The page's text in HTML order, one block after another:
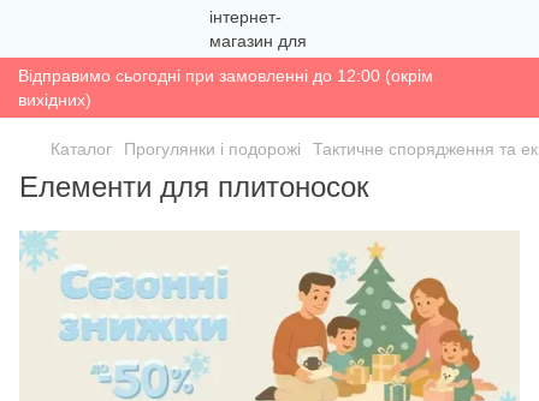
Відправимо сьогодні при замовленні до 12:00 (окрім
вихідних)
Каталог Прогулянки і подорожі Тактичне спорядження та
Елементи для плитоносок